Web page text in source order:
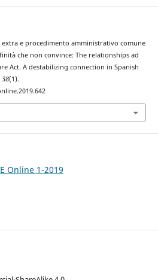
extra e procedimento amministrativo comune
che non convince: The relationships ad
Act. A destabilizing connection in Spanish
38(1).
Online 1-2019